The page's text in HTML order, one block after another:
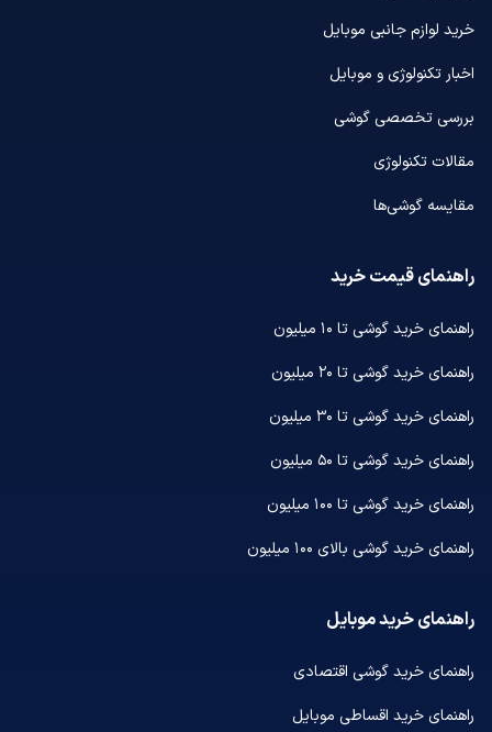
خرید لوازم جانبی موبایل
اخبار تکنولوژی و موبایل
بررسی تخصصی گوشی
مقالات تکنولوژی
مقایسه گوشی‌ها
راهنمای قیمت خرید
راهنمای خرید گوشی تا ۱۰ میلیون
راهنمای خرید گوشی تا ۲۰ میلیون
راهنمای خرید گوشی تا ۳۰ میلیون
راهنمای خرید گوشی تا ۵۰ میلیون
راهنمای خرید گوشی تا ۱۰۰ میلیون
راهنمای خرید گوشی بالای ۱۰۰ میلیون
راهنمای خرید موبایل
راهنمای خرید گوشی اقتصادی
راهنمای خرید اقساطی موبایل